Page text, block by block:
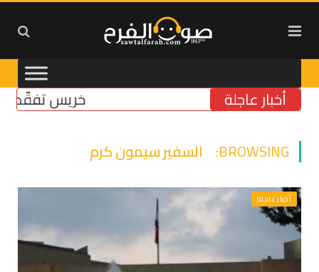
أخبار عاجلة خريس تفقّد مركز
BROWSING: السفير سيمون كرم
أخبار عاجلة